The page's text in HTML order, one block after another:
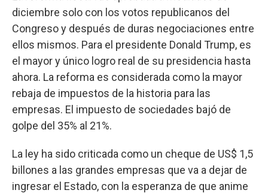
diciembre solo con los votos republicanos del
Congreso y después de duras negociaciones entre
ellos mismos. Para el presidente Donald Trump, es
el mayor y único logro real de su presidencia hasta
ahora. La reforma es considerada como la mayor
rebaja de impuestos de la historia para las
empresas. El impuesto de sociedades bajó de
golpe del 35% al 21%.
La ley ha sido criticada como un cheque de US$ 1,5
billones a las grandes empresas que va a dejar de
ingresar el Estado, con la esperanza de que anime